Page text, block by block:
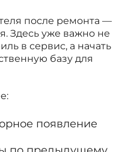
после ремонта —
Здесь уже важно не
в сервис, а начать
базу для
появление